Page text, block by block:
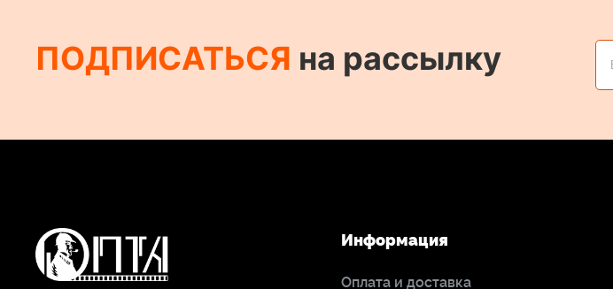
ПОДПИСАТЬСЯ на рассылку
Информация
Оплата и доставка